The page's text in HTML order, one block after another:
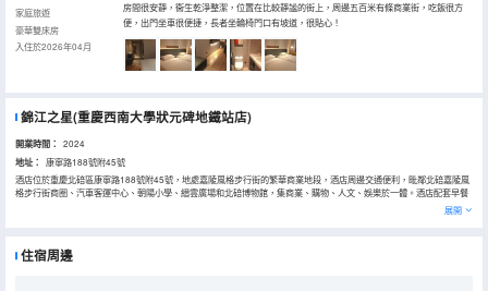
家庭旅遊
豪華雙床房
入住於2026年04月
房間很安靜，衞生乾淨整潔，位置在比較靜謐的街上，周邊五百米有條商業街，吃飯很方
便，出門坐車很便捷，長者坐輪椅門口有坡道，很貼心！
錦江之星(重慶西南大學狀元碑地鐵站店)
開業時間： 2024
地址：
康寧路188號附45號
酒店位於重慶北碚區康寧路188號附45號，地處嘉陵風格步行街的繁華商業地段，酒店周邊交通便利，毗鄰北碚嘉陵風
格步行街商圈、汽車客運中心、朝陽小學、縉雲廣場和北碚博物館，集商業、購物、人文、娛樂於一體。酒店配套早餐
廳，自助洗衣房和停車庫。wifi覆蓋。是您商務、旅遊出行的選擇。 本店一直以統一化、標準化的品牌及產品形象，充
分迎合大眾化旅居消費的需求，給客人帶來温馨舒適的入住體驗。本店將通過不斷地迭代更新，來滿足客人對品質提升
展開
住宿周邊